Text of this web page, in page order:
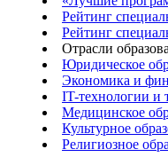
Рейтинг
Рейтинг
Отрасли
Юридическое
Экономика и
IT-технологии и
Медицинское
Культурное
Религиозное